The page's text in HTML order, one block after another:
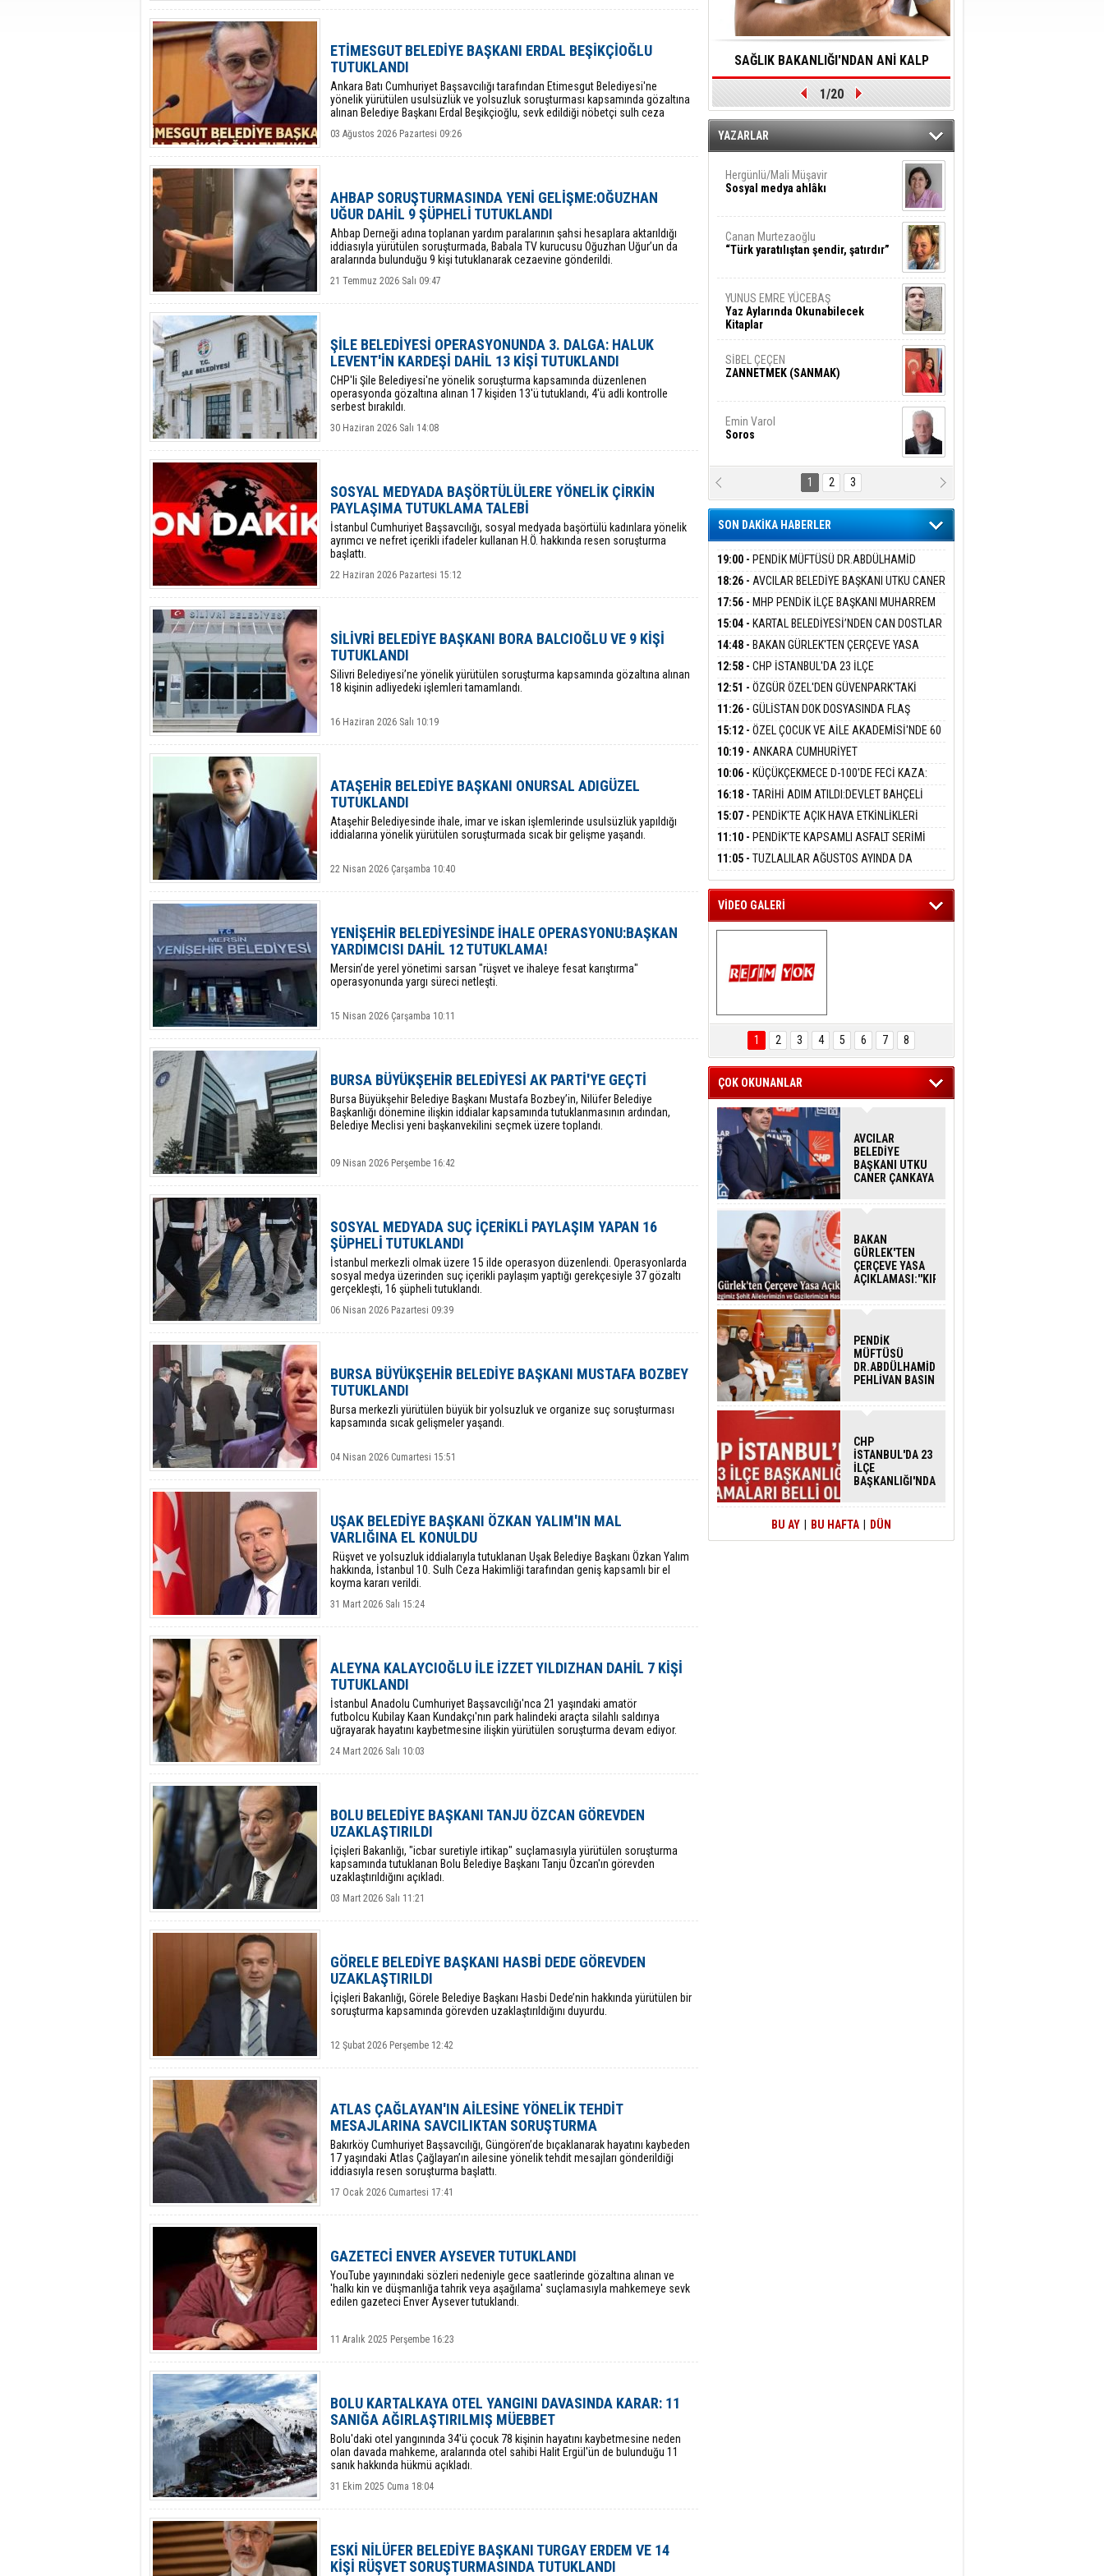
ETİMESGUT BELEDİYE BAŞKANI ERDAL BEŞİKÇİOĞLU
TUTUKLANDI
Ankara Batı Cumhuriyet Başsavcılığı tarafından Etimesgut Belediyesi'ne
yönelik yürütülen usulsüzlük ve yolsuzluk soruşturması kapsamında gözaltına
alınan Belediye Başkanı Erdal Beşikçioğlu, sevk edildiği nöbetçi sulh ceza
03 Ağustos 2026 Pazartesi 09:26
AHBAP SORUŞTURMASINDA YENİ GELİŞME:OĞUZHAN
UĞUR DAHİL 9 ŞÜPHELİ TUTUKLANDI
​Ahbap Derneği adına toplanan yardım paralarının şahsi hesaplara aktarıldığı
iddiasıyla yürütülen soruşturmada, Babala TV kurucusu Oğuzhan Uğur’un da
aralarında bulunduğu 9 kişi tutuklanarak cezaevine gönderildi.
21 Temmuz 2026 Salı 09:47
ŞİLE BELEDİYESİ OPERASYONUNDA 3. DALGA: HALUK
LEVENT'İN KARDEŞİ DAHİL 13 KİŞİ TUTUKLANDI
CHP'li Şile Belediyesi'ne yönelik soruşturma kapsamında düzenlenen
operasyonda gözaltına alınan 17 kişiden 13'ü tutuklandı, 4'ü adli kontrolle
serbest bırakıldı.
30 Haziran 2026 Salı 14:08
SOSYAL MEDYADA BAŞÖRTÜLÜLERE YÖNELİK ÇİRKİN
PAYLAŞIMA TUTUKLAMA TALEBİ
​İstanbul Cumhuriyet Başsavcılığı, sosyal medyada başörtülü kadınlara yönelik
ayrımcı ve nefret içerikli ifadeler kullanan H.Ö. hakkında resen soruşturma
başlattı.
22 Haziran 2026 Pazartesi 15:12
SİLİVRİ BELEDİYE BAŞKANI BORA BALCIOĞLU VE 9 KİŞİ
TUTUKLANDI
Silivri Belediyesi’ne yönelik yürütülen soruşturma kapsamında gözaltına alınan
18 kişinin adliyedeki işlemleri tamamlandı.
16 Haziran 2026 Salı 10:19
ATAŞEHİR BELEDİYE BAŞKANI ONURSAL ADIGÜZEL
TUTUKLANDI
Ataşehir Belediyesinde ihale, imar ve iskan işlemlerinde usulsüzlük yapıldığı
iddialarına yönelik yürütülen soruşturmada sıcak bir gelişme yaşandı.
22 Nisan 2026 Çarşamba 10:40
YENİŞEHİR BELEDİYESİNDE İHALE OPERASYONU:BAŞKAN
YARDIMCISI DAHİL 12 TUTUKLAMA!
​Mersin’de yerel yönetimi sarsan "rüşvet ve ihaleye fesat karıştırma"
operasyonunda yargı süreci netleşti.
15 Nisan 2026 Çarşamba 10:11
BURSA BÜYÜKŞEHİR BELEDİYESİ AK PARTİ'YE GEÇTİ
​Bursa Büyükşehir Belediye Başkanı Mustafa Bozbey’in, Nilüfer Belediye
Başkanlığı dönemine ilişkin iddialar kapsamında tutuklanmasının ardından,
Belediye Meclisi yeni başkanvekilini seçmek üzere toplandı.
09 Nisan 2026 Perşembe 16:42
SOSYAL MEDYADA SUÇ İÇERİKLİ PAYLAŞIM YAPAN 16
ŞÜPHELİ TUTUKLANDI
İstanbul merkezli olmak üzere 15 ilde operasyon düzenlendi. Operasyonlarda
sosyal medya üzerinden suç içerikli paylaşım yaptığı gerekçesiyle 37 gözaltı
gerçekleşti, 16 şüpheli tutuklandı.
06 Nisan 2026 Pazartesi 09:39
BURSA BÜYÜKŞEHİR BELEDİYE BAŞKANI MUSTAFA BOZBEY
TUTUKLANDI
​Bursa merkezli yürütülen büyük bir yolsuzluk ve organize suç soruşturması
kapsamında sıcak gelişmeler yaşandı.
04 Nisan 2026 Cumartesi 15:51
UŞAK BELEDİYE BAŞKANI ÖZKAN YALIM'IN MAL
VARLIĞINA EL KONULDU
Rüşvet ve yolsuzluk iddialarıyla tutuklanan Uşak Belediye Başkanı Özkan Yalım
hakkında, İstanbul 10. Sulh Ceza Hakimliği tarafından geniş kapsamlı bir el
koyma kararı verildi.
31 Mart 2026 Salı 15:24
ALEYNA KALAYCIOĞLU İLE İZZET YILDIZHAN DAHİL 7 KİŞİ
TUTUKLANDI
İstanbul Anadolu Cumhuriyet Başsavcılığı'nca 21 yaşındaki amatör
futbolcu Kubilay Kaan Kundakçı'nın park halindeki araçta silahlı saldırıya
uğrayarak hayatını kaybetmesine ilişkin yürütülen soruşturma devam ediyor.
24 Mart 2026 Salı 10:03
BOLU BELEDİYE BAŞKANI TANJU ÖZCAN GÖREVDEN
UZAKLAŞTIRILDI
​İçişleri Bakanlığı, "icbar suretiyle irtikap" suçlamasıyla yürütülen soruşturma
kapsamında tutuklanan Bolu Belediye Başkanı Tanju Özcan'ın görevden
uzaklaştırıldığını açıkladı.
03 Mart 2026 Salı 11:21
GÖRELE BELEDİYE BAŞKANI HASBİ DEDE GÖREVDEN
UZAKLAŞTIRILDI
İçişleri Bakanlığı, Görele Belediye Başkanı Hasbi Dede’nin hakkında yürütülen bir
soruşturma kapsamında görevden uzaklaştırıldığını duyurdu.
12 Şubat 2026 Perşembe 12:42
ATLAS ÇAĞLAYAN'IN AİLESİNE YÖNELİK TEHDİT
MESAJLARINA SAVCILIKTAN SORUŞTURMA
Bakırköy Cumhuriyet Başsavcılığı, Güngören’de bıçaklanarak hayatını kaybeden
17 yaşındaki Atlas Çağlayan’ın ailesine yönelik tehdit mesajları gönderildiği
iddiasıyla resen soruşturma başlattı.
17 Ocak 2026 Cumartesi 17:41
GAZETECİ ENVER AYSEVER TUTUKLANDI
YouTube yayınındaki sözleri nedeniyle gece saatlerinde gözaltına alınan ve
'halkı kin ve düşmanlığa tahrik veya aşağılama' suçlamasıyla mahkemeye sevk
edilen gazeteci Enver Aysever tutuklandı.
11 Aralık 2025 Perşembe 16:23
BOLU KARTALKAYA OTEL YANGINI DAVASINDA KARAR: 11
SANIĞA AĞIRLAŞTIRILMIŞ MÜEBBET
Bolu'daki otel yangınında 34'ü çocuk 78 kişinin hayatını kaybetmesine neden
olan davada mahkeme, aralarında otel sahibi Halit Ergül'ün de bulunduğu 11
sanık hakkında hükmü açıkladı.
31 Ekim 2025 Cuma 18:04
ESKİ NİLÜFER BELEDİYE BAŞKANI TURGAY ERDEM VE 14
KİŞİ RÜŞVET SORUŞTURMASINDA TUTUKLANDI
SAĞLIK BAKANLIĞI'NDAN ANİ KALP
DURMALARINA HIZLI MÜDAHALE
EDİLMESİNE YÖNELİK ÖNLENMESİ İÇİN
ÖNEMLİ ADIM
1/20
YAZARLAR
Hergünlü/Mali Müşavir
Sosyal medya ahlâkı
Canan Murtezaoğlu
“Türk yaratılıştan şendir, şatırdır”
YUNUS EMRE YÜCEBAŞ
Yaz Aylarında Okunabilecek
Kitaplar
SİBEL ÇEÇEN
ZANNETMEK (SANMAK)
Emin Varol
Soros
Karanlık DNA Kuşaklararası
Şiddetin Biyolojik Faturası
Şiyar Adıyaman
Ben Bu Sahaya Sığmazam
Hasan Ali Çölük
Bir Satırın İçindeki İnsan
Ezgi Kılıç
SİVAS: ATEŞE ATILAN VİCDAN
BARIŞ BAŞARSLAN
ADANMAK
Meltem Kaynas
AFFETMEYECEĞİM!
1 2 3
SON DAKİKA HABERLER
19:00 - PENDİK MÜFTÜSÜ DR.ABDÜLHAMİD
PEHLİVAN BASIN MENSUPLARINI AĞIRLADI
18:26 - AVCILAR BELEDİYE BAŞKANI UTKU CANER
ÇANKAYA HAKKINDA TAHLİYE KARARI
17:56 - MHP PENDİK İLÇE BAŞKANI MUHARREM
KIR KARTAL ORDULULAR DERNEĞİ HEYETİNİ
AĞIRLADI
15:04 - KARTAL BELEDİYESİ’NDEN CAN DOSTLAR
İÇİN DEV YATIRIM!
14:48 - BAKAN GÜRLEK'TEN ÇERÇEVE YASA
AÇIKLAMASI:''KIRMIZI ÇİZGİMİZ ŞEHİT AİLELERİ
VE GAZİLERİMİZİN HASSASİYETİDİR''
12:58 - CHP İSTANBUL'DA 23 İLÇE
BAŞKANLIĞI'NDA ATAMALAR GERÇEKLEŞTİ
12:51 - ÖZGÜR ÖZEL'DEN GÜVENPARK'TAKİ
GAZİLERE DESTEK:''SONUÇ ALANA KADAR
ARKANIZDAYIZ''
11:26 - GÜLİSTAN DOK DOSYASINDA FLAŞ
GELİŞME: 2 DALGIÇ DELİL KARARTMA
SUÇLAMASIYLA TUTUTKLANDI
15:12 - ÖZEL ÇOCUK VE AİLE AKADEMİSİ'NDE 60
ÇOCUĞA HİZMET VERİLDİ
10:19 - ANKARA CUMHURİYET
BAŞSAVCILIĞINDAN ÖZGÜR ÖZEL VE VELİ
AĞBABA HAKKINDA FEZLEKE
10:06 - KÜÇÜKÇEKMECE D-100'DE FECİ KAZA:
OTOMOBİL İETT OTOBÜSÜNE ÇARPTI 3 KİŞİ
HAYATINI KAYBETTİ
16:18 - TARİHİ ADIM ATILDI:DEVLET BAHÇELİ
'TERÖRSÜZ TÜRKİYE' ÇERÇEVE YASA TEKLİFİNİ
İMZALADI
15:07 - PENDİK'TE AÇIK HAVA ETKİNLİKLERİ
ÇOCUK SİNEMASIYLA BAŞLADI
11:10 - PENDİK'TE KAPSAMLI ASFALT SERİMİ
BAŞLADI
11:05 - TUZLALILAR AĞUSTOS AYINDA DA
SİNEMAYA DOYACAK
VİDEO GALERİ
KARTAL ENGELSİZ
YAŞAM FESTİVALİ
KONSERİ
İZLEYİCİLERİ MEST
1 2 3 4 5 6 7 8
ÇOK OKUNANLAR
AVCILAR
BELEDİYE
BAŞKANI UTKU
CANER ÇANKAYA
TAHLİYE KARARI
BAKAN
GÜRLEK'TEN
ÇERÇEVE YASA
AÇIKLAMASI:''KIRMIZI
AİLELERİ VE
HASSASİYETİDİR''
PENDİK
MÜFTÜSÜ
DR.ABDÜLHAMİD
PEHLİVAN BASIN
AĞIRLADI
CHP
İSTANBUL'DA 23
İLÇE
BAŞKANLIĞI'NDA
GERÇEKLEŞTİ
BU AY
BU HAFTA DÜN